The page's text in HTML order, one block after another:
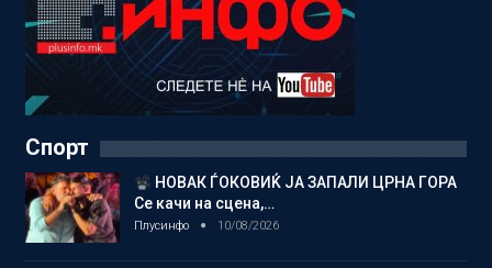
Спорт
НОВАК ЃОКОВИЌ ЈА ЗАПАЛИ ЦРНА ГОРА
Се качи на сцена,…
Плусинфо 10/08/2026